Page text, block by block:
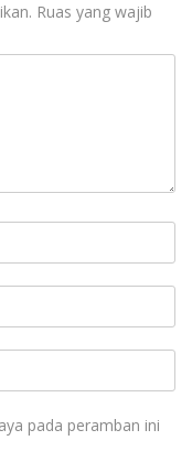
Ruas yang wajib
pada peramban ini